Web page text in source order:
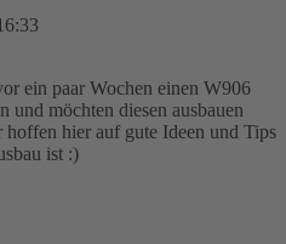
ein paar Wochen einen W906
möchten diesen ausbauen
hier auf gute Ideen und Tips
ist :)